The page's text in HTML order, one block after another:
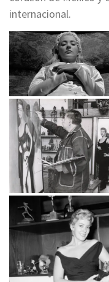
internacional.